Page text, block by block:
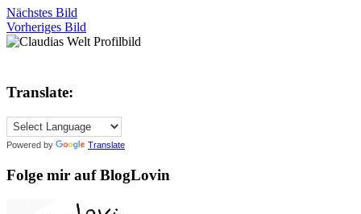
Nächstes Bild
Vorheriges Bild
Translate:
Powered by Translate
Folge mir auf BlogLovin